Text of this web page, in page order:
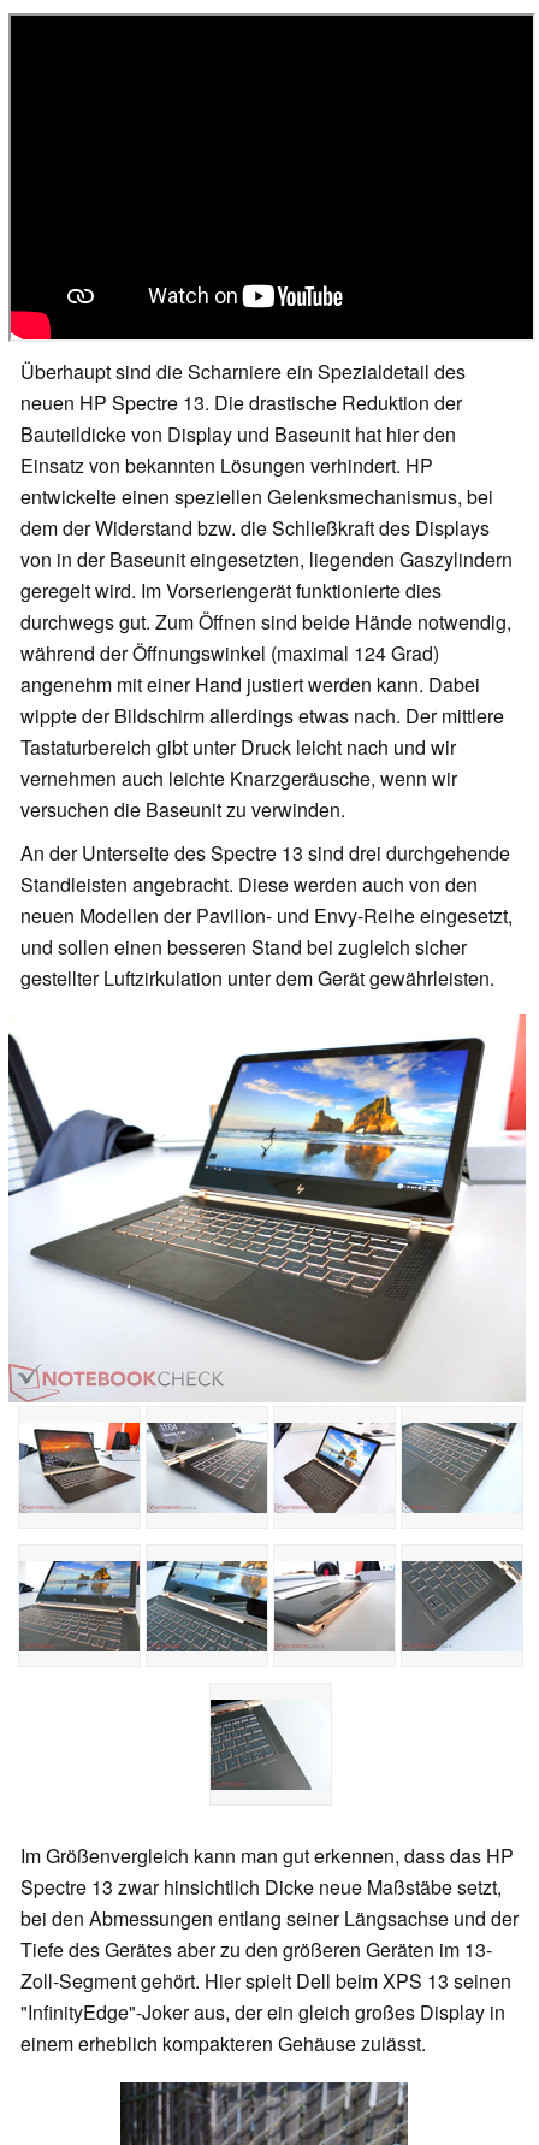
Überhaupt sind die Scharniere ein Spezialdetail des
neuen HP Spectre 13. Die drastische Reduktion der
Bauteildicke von Display und Baseunit hat hier den
Einsatz von bekannten Lösungen verhindert. HP
entwickelte einen speziellen Gelenksmechanismus, bei
dem der Widerstand bzw. die Schließkraft des Displays
von in der Baseunit eingesetzten, liegenden Gaszylindern
geregelt wird. Im Vorseriengerät funktionierte dies
durchwegs gut. Zum Öffnen sind beide Hände notwendig,
während der Öffnungswinkel (maximal 124 Grad)
angenehm mit einer Hand justiert werden kann. Dabei
wippte der Bildschirm allerdings etwas nach. Der mittlere
Tastaturbereich gibt unter Druck leicht nach und wir
vernehmen auch leichte Knarzgeräusche, wenn wir
versuchen die Baseunit zu verwinden.
An der Unterseite des Spectre 13 sind drei durchgehende
Standleisten angebracht. Diese werden auch von den
neuen Modellen der Pavilion- und Envy-Reihe eingesetzt,
und sollen einen besseren Stand bei zugleich sicher
gestellter Luftzirkulation unter dem Gerät gewährleisten.
Im Größenvergleich kann man gut erkennen, dass das HP
Spectre 13 zwar hinsichtlich Dicke neue Maßstäbe setzt,
bei den Abmessungen entlang seiner Längsachse und der
Tiefe des Gerätes aber zu den größeren Geräten im 13-
Zoll-Segment gehört. Hier spielt Dell beim XPS 13 seinen
"InfinityEdge"-Joker aus, der ein gleich großes Display in
einem erheblich kompakteren Gehäuse zulässt.